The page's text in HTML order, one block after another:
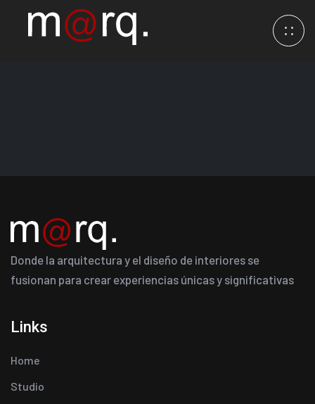
Donde la arquitectura y el diseño de interiores se
fusionan para crear experiencias únicas y significativas
Links
Home
Studio